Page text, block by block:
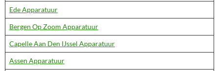
Ede Apparatuur
Bergen Op Zoom Apparatuur
Capelle Aan Den IJssel Apparatuur
Assen Apparatuur